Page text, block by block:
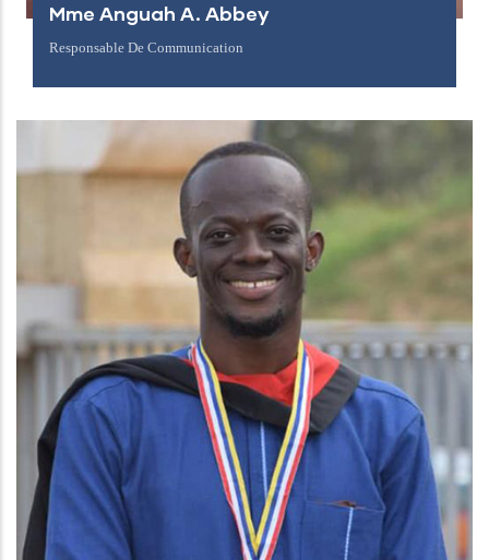
Mme Anguah A. Abbey
Responsable De Communication